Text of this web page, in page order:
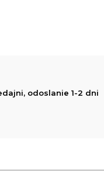
odoslanie 1-2 dni